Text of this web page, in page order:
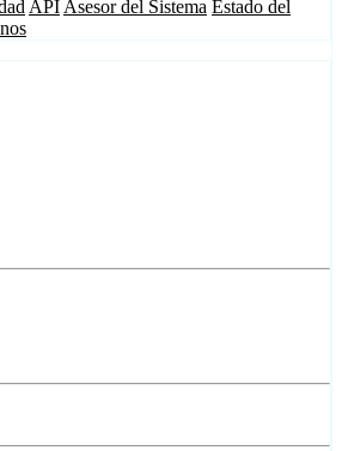
API Asesor del Sistema Estado del